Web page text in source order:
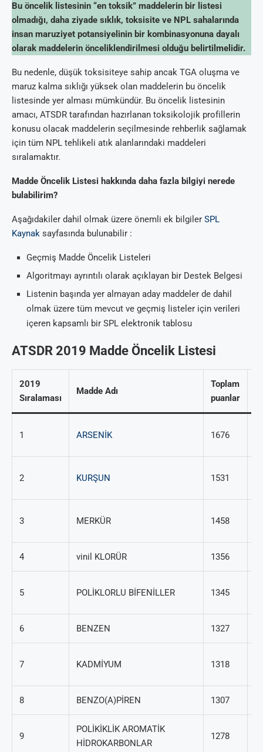
Bu öncelik listesinin “en toksik” maddelerin bir listesi
olmadığı, daha ziyade sıklık, toksisite ve NPL sahalarında
insan maruziyet potansiyelinin bir kombinasyonuna dayalı
olarak maddelerin önceliklendirilmesi olduğu belirtilmelidir.
Bu nedenle, düşük toksisiteye sahip ancak TGA oluşma ve
maruz kalma sıklığı yüksek olan maddelerin bu öncelik
listesinde yer alması mümkündür. Bu öncelik listesinin
amacı, ATSDR tarafından hazırlanan toksikolojik profillerin
konusu olacak maddelerin seçilmesinde rehberlik sağlamak
için tüm NPL tehlikeli atık alanlarındaki maddeleri
sıralamaktır.
Madde Öncelik Listesi hakkında daha fazla bilgiyi nerede
bulabilirim?
Aşağıdakiler dahil olmak üzere önemli ek bilgiler SPL
Kaynak sayfasında bulunabilir :
Geçmiş Madde Öncelik Listeleri
Algoritmayı ayrıntılı olarak açıklayan bir Destek Belgesi
Listenin başında yer almayan aday maddeler de dahil
olmak üzere tüm mevcut ve geçmiş listeler için verileri
içeren kapsamlı bir SPL elektronik tablosu
ATSDR 2019 Madde Öncelik Listesi
2019
Sıralaması
Madde Adı
Toplam
puanlar
1 ARSENİK 1676
2 KURŞUN 1531
3 MERKÜR 1458
4 vinil KLORÜR 1356
5 POLİKLORLU BİFENİLLER 1345
6 BENZEN 1327
7 KADMİYUM 1318
8 BENZO(A)PİREN 1307
9
POLİKİKLİK AROMATİK
HİDROKARBONLAR
1278